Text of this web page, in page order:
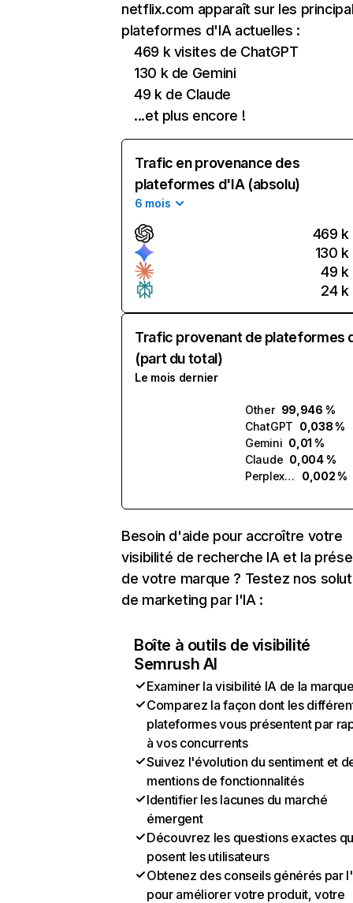
netflix.com apparaît sur les
plateformes d'IA actuelles :
469 k visites de ChatGPT
130 k de Gemini
49 k de Claude
...et plus encore !
Trafic en provenance des
plateformes d'IA (absolu)
6 mois
469 k
130 k
49 k
24 k
Trafic provenant de plateformes
(part du total)
Le mois dernier
Other 99,946 %
ChatGPT 0,038 %
Gemini 0,01 %
Claude 0,004 %
Perplexity
0,002 %
Besoin d'aide pour accroître votre
visibilité de recherche IA et la
de votre marque ? Testez nos
de marketing par l'IA :
Boîte à outils de visibilité
Semrush AI
Examiner la visibilité IA de la
Comparez la façon dont les
plateformes vous présentent par
à vos concurrents
Suivez l'évolution du sentiment et
mentions de fonctionnalités
Identifier les lacunes du marché
émergent
Découvrez les questions exactes
posent les utilisateurs
Obtenez des conseils générés par
pour améliorer votre produit, votre